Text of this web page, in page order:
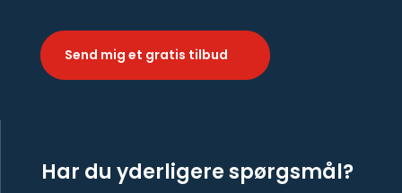
Har du yderligere spørgsmål?